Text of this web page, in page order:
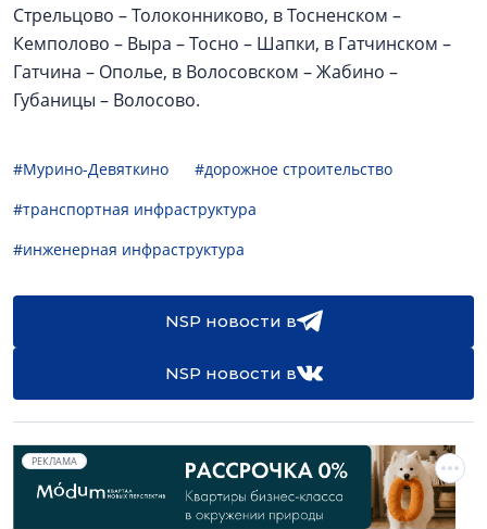
Стрельцово – Толоконниково, в Тосненском –
Кемполово – Выра – Тосно – Шапки, в Гатчинском –
Гатчина – Ополье, в Волосовском – Жабино –
Губаницы – Волосово.
#Мурино-Девяткино
#дорожное строительство
#транспортная инфраструктура
#инженерная инфраструктура
NSP новости в
NSP новости в
РЕКЛАМА